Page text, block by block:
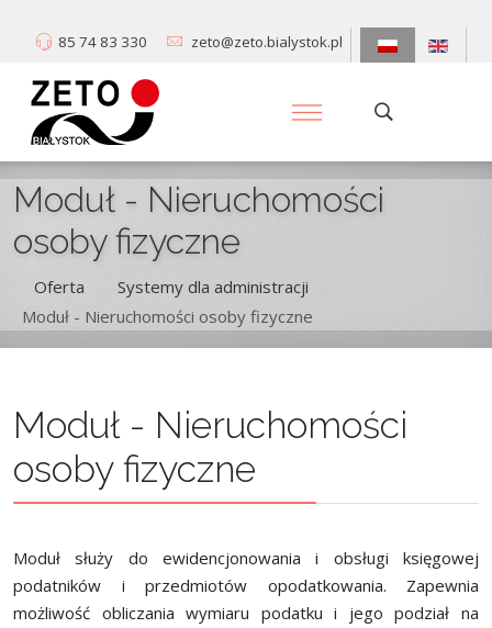
85 74 83 330 zeto@zeto.bialystok.pl
Moduł - Nieruchomości
osoby fizyczne
Oferta Systemy dla administracji
Moduł - Nieruchomości osoby fizyczne
Moduł - Nieruchomości
osoby fizyczne
Moduł służy do ewidencjonowania i obsługi księgowej
podatników i przedmiotów opodatkowania. Zapewnia
możliwość obliczania wymiaru podatku i jego podział na